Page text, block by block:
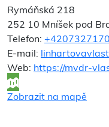
Rymáňská 218
252 10 Mníšek pod
Telefon:
E-mail:
Web: https://mvdr-
Zobrazit na mapě